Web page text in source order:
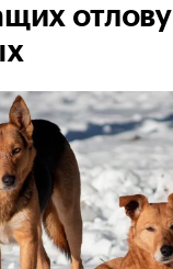
отлову